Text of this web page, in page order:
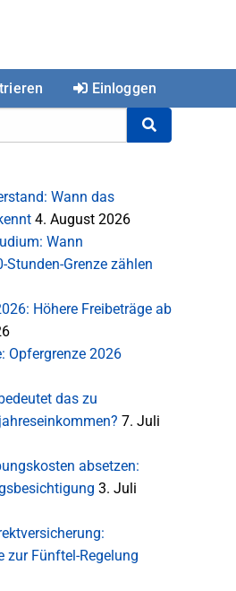
Einloggen
Wann das
4. August 2026
Wann
Stunden-Grenze zählen
Höhere Freibeträge ab
Opfergrenze 2026
das zu
7. Juli
absetzen:
3. Juli
zur Fünftel-Regelung